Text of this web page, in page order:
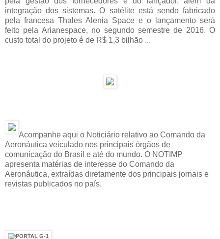
integração dos sistemas. O satélite está sendo fabricado
pela francesa Thales Alenia Space e o lançamento será
feito pela Arianespace, no segundo semestre de 2016. O
custo total do projeto é de R$ 1,3 bilhão ...
Acompanhe aqui o Noticiário relativo ao Comando da
Aeronáutica veiculado nos principais órgãos de
comunicação do Brasil e até do mundo. O NOTIMP
apresenta matérias de interesse do Comando da
Aeronáutica, extraídas diretamente dos principais jornais e
revistas publicados no país.